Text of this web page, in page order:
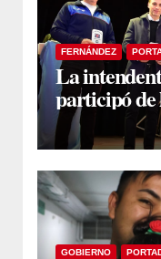
FERNÁNDEZ
La
participó de
por el
en
GOBIERNO